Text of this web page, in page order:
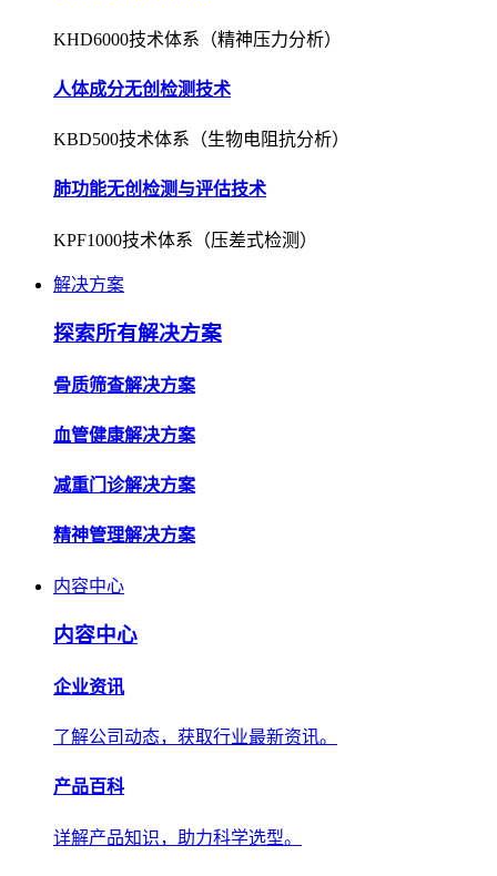
KHD6000技术体系（精神压力分析）
人体成分无创检测技术
KBD500技术体系（生物电阻抗分析）
肺功能无创检测与评估技术
KPF1000技术体系（压差式检测）
解决方案
探索所有解决方案
骨质筛查解决方案
血管健康解决方案
减重门诊解决方案
精神管理解决方案
内容中心
内容中心
企业资讯
了解公司动态，获取行业最新资讯。
产品百科
详解产品知识，助力科学选型。